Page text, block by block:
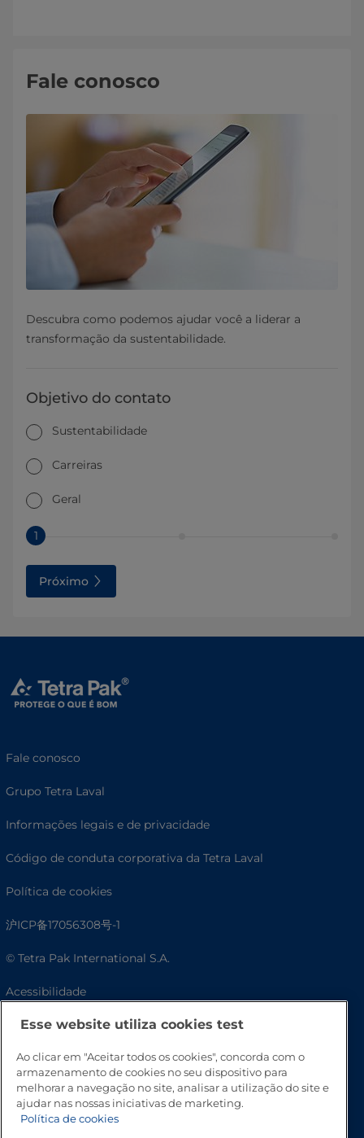
Fale conosco
Descubra como podemos ajudar você a liderar a
transformação da sustentabilidade.
Objetivo do contato
Sustentabilidade
Carreiras
Geral
1
Próximo
Fale conosco
Grupo Tetra Laval
Informações legais e de privacidade
Código de conduta corporativa da Tetra Laval
Política de cookies
沪ICP备17056308号-1
© Tetra Pak International S.A.
Acessibilidade
Perguntas frequentes
Esse website utiliza cookies test
Ao clicar em "Aceitar todos os cookies", concorda com o
armazenamento de cookies no seu dispositivo para
melhorar a navegação no site, analisar a utilização do site e
ajudar nas nossas iniciativas de marketing.
Política de cookies